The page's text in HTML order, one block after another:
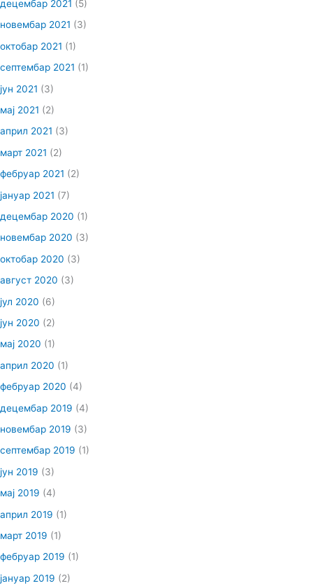
децембар 2021 (5)
новембар 2021 (3)
октобар 2021 (1)
септембар 2021 (1)
јун 2021 (3)
мај 2021 (2)
април 2021 (3)
март 2021 (2)
фебруар 2021 (2)
јануар 2021 (7)
децембар 2020 (1)
новембар 2020 (3)
октобар 2020 (3)
август 2020 (3)
јул 2020 (6)
јун 2020 (2)
мај 2020 (1)
април 2020 (1)
фебруар 2020 (4)
децембар 2019 (4)
новембар 2019 (3)
септембар 2019 (1)
јун 2019 (3)
мај 2019 (4)
април 2019 (1)
март 2019 (1)
фебруар 2019 (1)
јануар 2019 (2)